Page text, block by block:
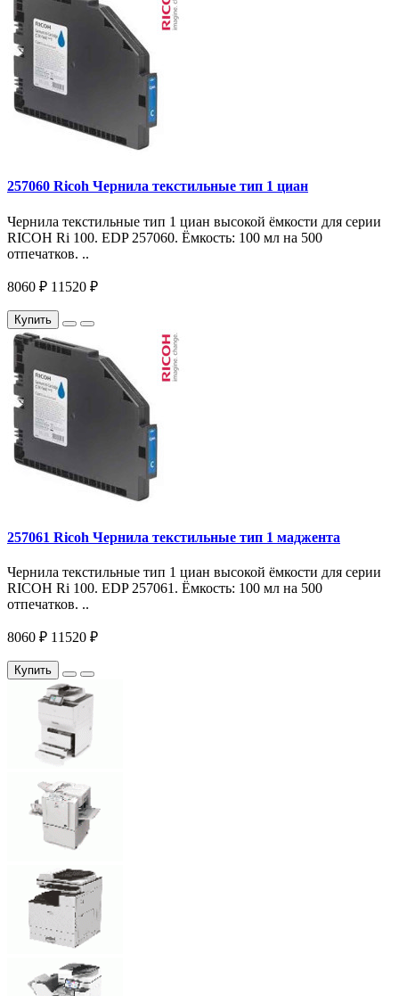
257060 Ricoh Чернила текстильные тип 1 циан
Чернила текстильные тип 1 циан высокой ёмкости для серии
RICOH Ri 100. EDP 257060. Ёмкость: 100 мл на 500
отпечатков. ..
8060 ₽ 11520 ₽
Купить
257061 Ricoh Чернила текстильные тип 1 маджента
Чернила текстильные тип 1 циан высокой ёмкости для серии
RICOH Ri 100. EDP 257061. Ёмкость: 100 мл на 500
отпечатков. ..
8060 ₽ 11520 ₽
Купить